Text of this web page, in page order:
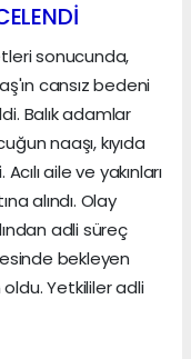
sonucunda,
cansız bedeni
Balık adamlar
naaşı, kıyıda
aile ve yakınları
alındı. Olay
adli süreç
bekleyen
Yetkililer adli